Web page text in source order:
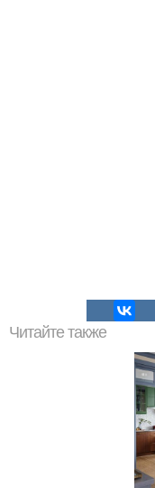
Читайте также